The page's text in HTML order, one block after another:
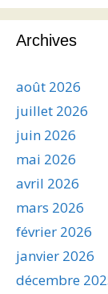
Archives
août 2026
juillet 2026
juin 2026
mai 2026
avril 2026
mars 2026
février 2026
janvier 2026
décembre